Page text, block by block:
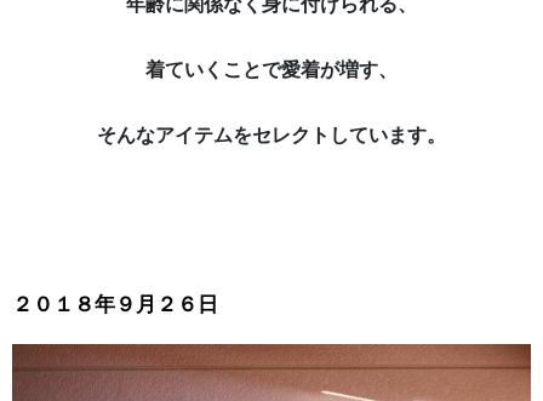
年齢に関係なく身に付けられる、
着ていくことで愛着が増す、
そんなアイテムをセレクトしています。
２０１８年９月２６日